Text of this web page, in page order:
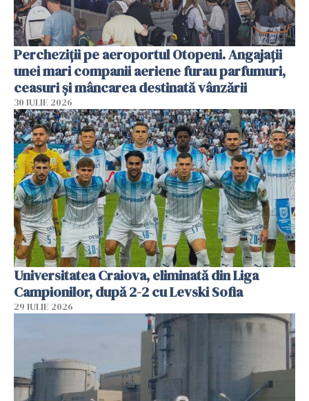
Percheziții pe aeroportul Otopeni. Angajații
unei mari companii aeriene furau parfumuri,
ceasuri și mâncarea destinată vânzării
30 IULIE 2026
Universitatea Craiova, eliminată din Liga
Campionilor, după 2-2 cu Levski Sofia
29 IULIE 2026